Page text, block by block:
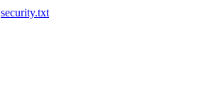
security.txt